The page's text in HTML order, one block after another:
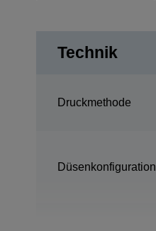
Technik
Druckmethode
Düsenkonfiguration